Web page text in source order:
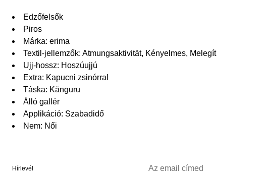
Edzőfelsők
Piros
Márka: erima
Textil-jellemzők: Atmungsaktivität, Kényelmes, Melegít
Ujj-hossz: Hoszúujjú
Extra: Kapucni zsinórral
Táska: Känguru
Álló gallér
Applikáció: Szabadidő
Nem: Női
Hírlevél